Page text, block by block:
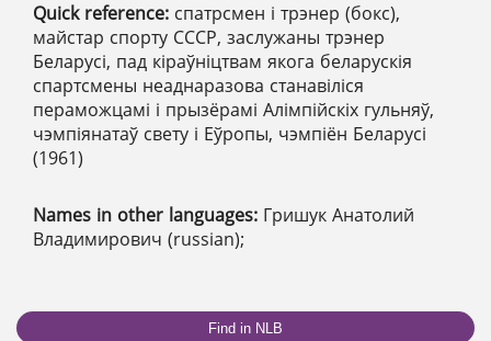
Quick reference: спатрсмен і трэнер (бокс),
майстар спорту СССР, заслужаны трэнер
Беларусі, пад кіраўніцтвам якога беларускія
спартсмены неаднаразова станавіліся
пераможцамі і прызёрамі Алімпійскіх гульняў,
чэмпіянатаў свету і Еўропы, чэмпіён Беларусі
(1961)
Names in other languages: Гришук Анатолий
Владимирович (russian);
Find in NLB